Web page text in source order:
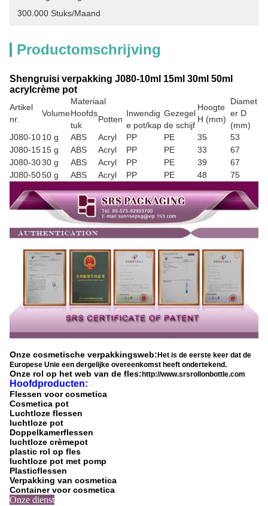
300.000 Stuks/maand
Productomschrijving
Shengruisi verpakking J080-10ml 15ml 30ml 50ml
acrylcrème pot
Artikel
nr.
Volume
Materiaal
Hoogte
H (mm)
Diamet
er D
(mm)
Hoofds
tuk
Potten
Inwendig
e pot/kap
Gezegel
de schijf
J080-1010 g ABS Acryl PP PE 35
53
J080-1515 g ABS Acryl PP PE 33
67
J080-3030 g ABS Acryl PP PE 39
67
J080-5050 g ABS Acryl PP PE 48 75
Onze cosmetische verpakkingsweb: Het is de eerste keer dat de
Europese Unie een dergelijke overeenkomst heeft ondertekend.
Onze rol op het web van de fles: http://www.srsrollonbottle.com
Hoofdproducten:
Flessen voor cosmetica
Cosmetica pot
Luchtloze flessen
luchtloze pot
Doppelkamerflessen
luchtloze crèmepot
plastic rol op fles
luchtloze pot met pomp
Plasticflessen
Verpakking van cosmetica
Container voor cosmetica
Onze dienst